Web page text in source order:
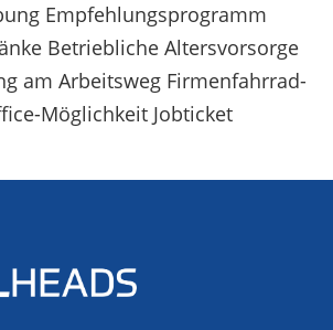
Empfehlungsprogramm
Betriebliche Altersvorsorge
am Arbeitsweg Firmenfahrrad-
Möglichkeit Jobticket